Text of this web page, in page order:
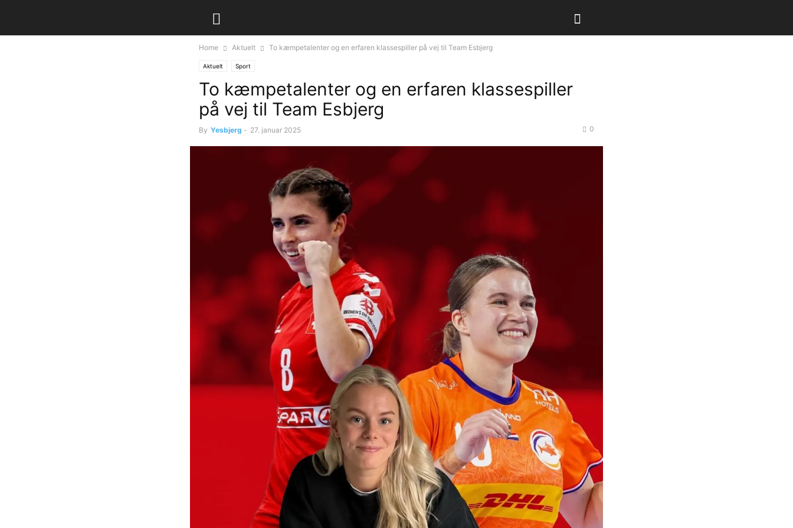
Home Aktuelt To kæmpetalenter og en erfaren klassespiller på vej til Team Esbjerg
Aktuelt Sport
To kæmpetalenter og en erfaren klassespiller
på vej til Team Esbjerg
By Yesbjerg - 27. januar 2025 0